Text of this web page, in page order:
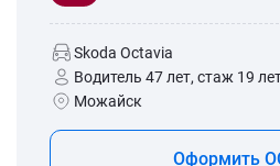
Skoda Octavia
Водитель 47 лет, стаж 19
Можайск
Оформить